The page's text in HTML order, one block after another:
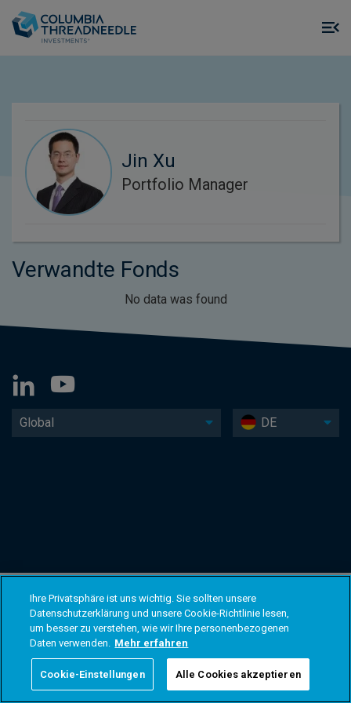
Jin Xu
Portfolio Manager
Verwandte Fonds
No data was found
Global DE
Ihre Privatsphäre ist uns wichtig. Sie sollten unsere
Datenschutzerklärung und unsere Cookie-Richtlinie lesen,
um besser zu verstehen, wie wir Ihre personenbezogenen
Daten verwenden. Mehr erfahren
Cookie-Einstellungen Alle Cookies akzeptieren